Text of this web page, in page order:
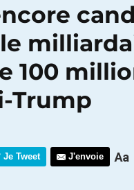
100
Trump
Je Tweet J'envoie